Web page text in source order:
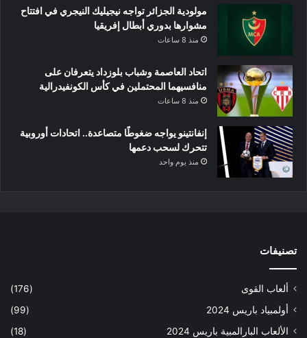
مولودية الجزائر تواجه نيجيليك النيجري في افتتاح
مشوارها بدوري أبطال إفريقيا
منذ 8 ساعات
اتحاد العاصمة وشباب بلوزداد يتعرفان على
منافسيهما المحتملين في كأس الكونفيدرالية
منذ 8 ساعات
إنفانتينو يواجه ضغوطًا متصاعدة.. اتحادات أوروبية
تتحرك لسحب دعمها
منذ يوم واحد
تصنيفات
ألعاب القوى
(176)
أولمبياد باريس 2024
(99)
الألعاب البارالمبية باريس 2024
(18)